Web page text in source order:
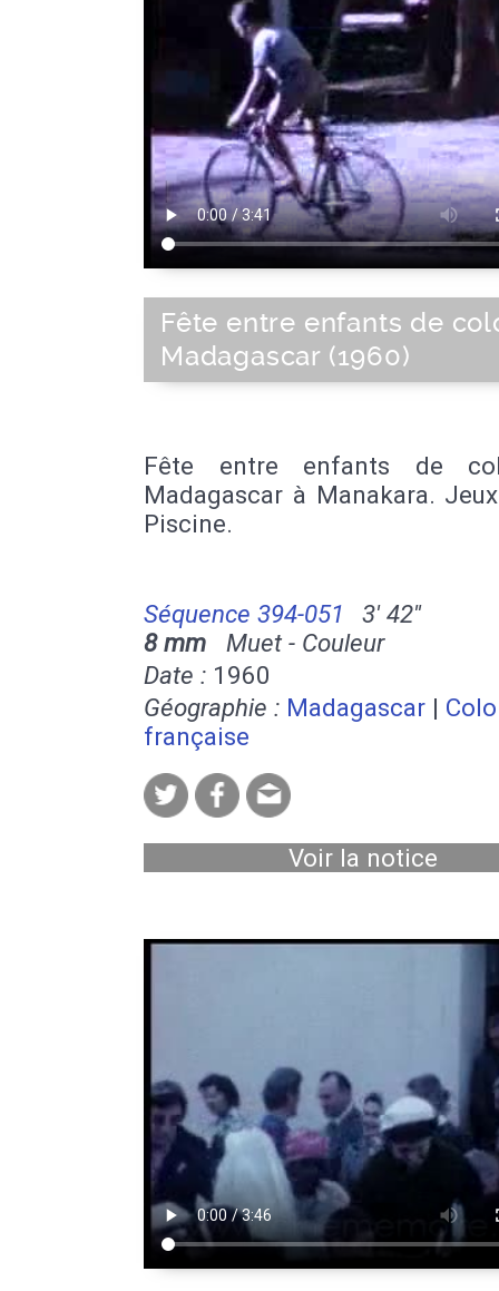
Fête entre enfants de
Madagascar (1960)
Fête entre enfants de
Madagascar à Manakara.
Piscine.
Séquence 394-051
3' 42''
8 mm Muet - Couleur
Date : 1960
Géographie : Madagascar |
française
Voir la notice